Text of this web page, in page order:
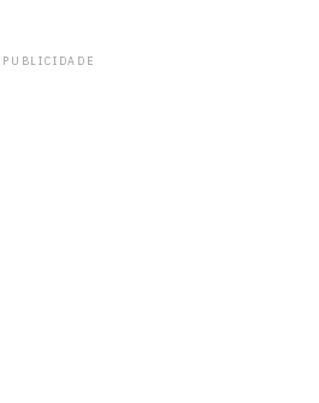
PUBLICIDADE